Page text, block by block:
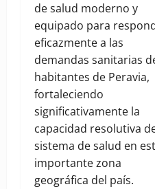
de salud moderno y
equipado para
eficazmente a las
demandas sanitarias
habitantes de Peravia,
fortaleciendo
significativamente la
capacidad resolutiva
sistema de salud en
importante zona
geográfica del país.